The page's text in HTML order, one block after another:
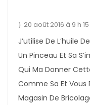
20 août 2016 à 9 h
J’utilise De L’huile
Un Pinceau Et Sa
Qui Ma Donner
Comme Sa Et Vous
Magasin De